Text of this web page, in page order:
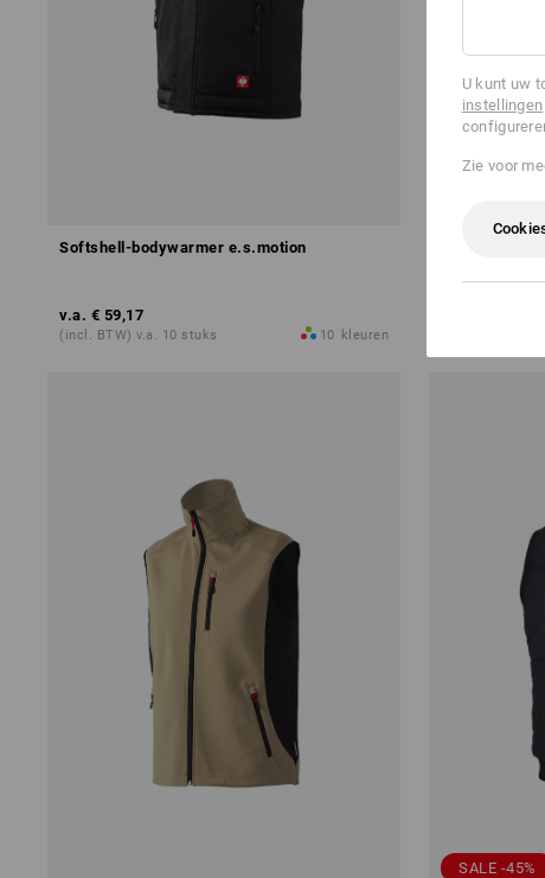
Softshell-bodywarmer e.s.motion
v.a. € 59,17
(incl. BTW) v.a. 10 stuks 10 kleuren
SALE -45%
U kunt uw
instellingen
Zie voor